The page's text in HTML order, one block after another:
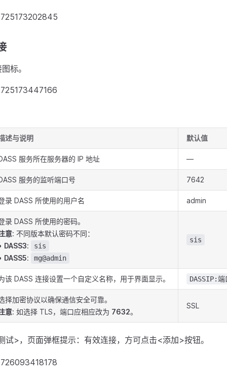
标。
述与说明 默认值
服务所在服务器的 IP 地址 —
服务的监听端口号 7642
录 DASS 所使用的用户名 admin
录 DASS 所使用的密码。
意: 不同版本默认密码不同：
DASS3: sis
DASS5: mg@admin
sis
该 DASS 连接设置一个自定义名称，用于界面显示。 DASSIP:端
择加密协议以确保通信安全可靠。
意: 如选择 TLS，端口应相应改为 7632。
SSL
试>，页面弹框提示：有效连接，方可点击<添加>按钮。